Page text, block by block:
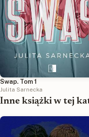
Swap. Tom 1
Julita Sarnecka
Inne książki w tej